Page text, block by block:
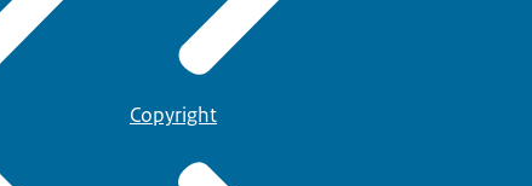
Copyright